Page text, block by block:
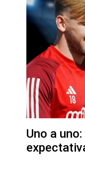
Uno a